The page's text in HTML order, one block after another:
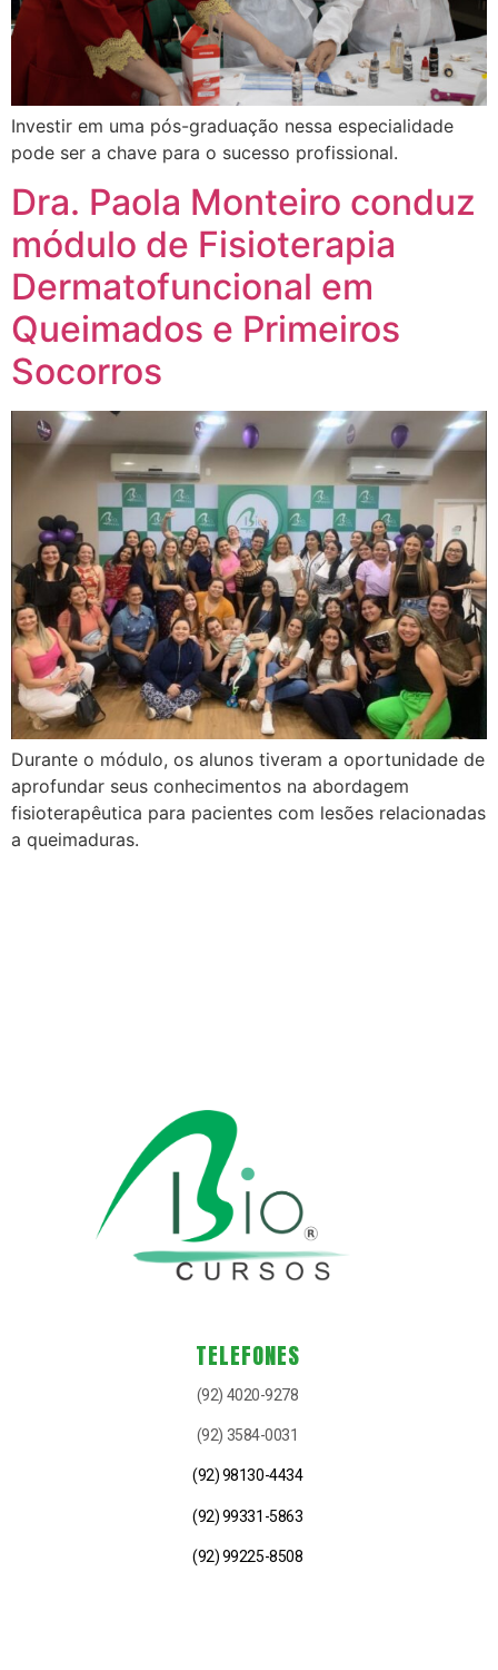
Investir em uma pós-graduação nessa especialidade
pode ser a chave para o sucesso profissional.
Dra. Paola Monteiro conduz
módulo de Fisioterapia
Dermatofuncional em
Queimados e Primeiros
Socorros
Durante o módulo, os alunos tiveram a oportunidade de
aprofundar seus conhecimentos na abordagem
fisioterapêutica para pacientes com lesões relacionadas
a queimaduras.
TELEFONES
(92) 4020-9278
(92) 3584-0031
(92) 98130-4434
(92) 99331-5863
(92) 99225-8508